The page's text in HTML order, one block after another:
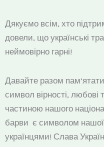
Дякуємо всім, хто
довели, що українські
неймовірно гарні!
Давайте разом
символ вірності, любові
частиною нашого
барви є символом нашої
українцями! Слава